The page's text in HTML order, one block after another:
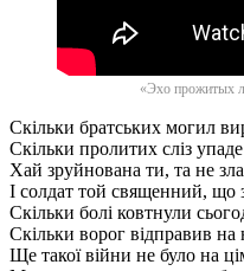
«Эхо прожитых
Скільки братських могил
Скільки пролитих сліз
Хай зруйнована ти, та не
І солдат той священний, що
Скільки болі ковтнули
Скільки ворог відправив
Ще такої війни не було на